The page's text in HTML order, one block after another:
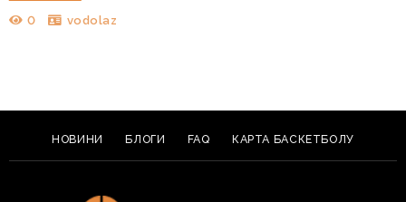
0 vodolaz
НОВИНИ БЛОГИ FAQ КАРТА БАСКЕТБОЛУ